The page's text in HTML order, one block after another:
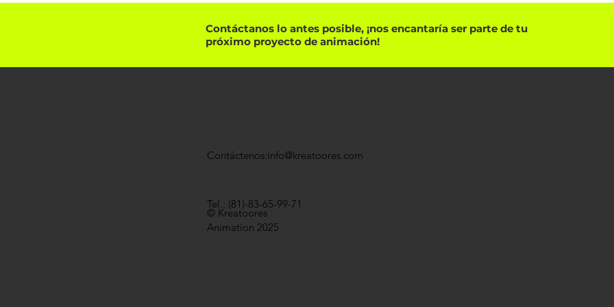
Contáctanos lo antes posible, ¡nos encantaría ser parte de tu
próximo proyecto de animación!
© Kreatoores
Animation 2025
Contáctenos:info@kreatoores.com
Tel.: (81)-83-65-99-71